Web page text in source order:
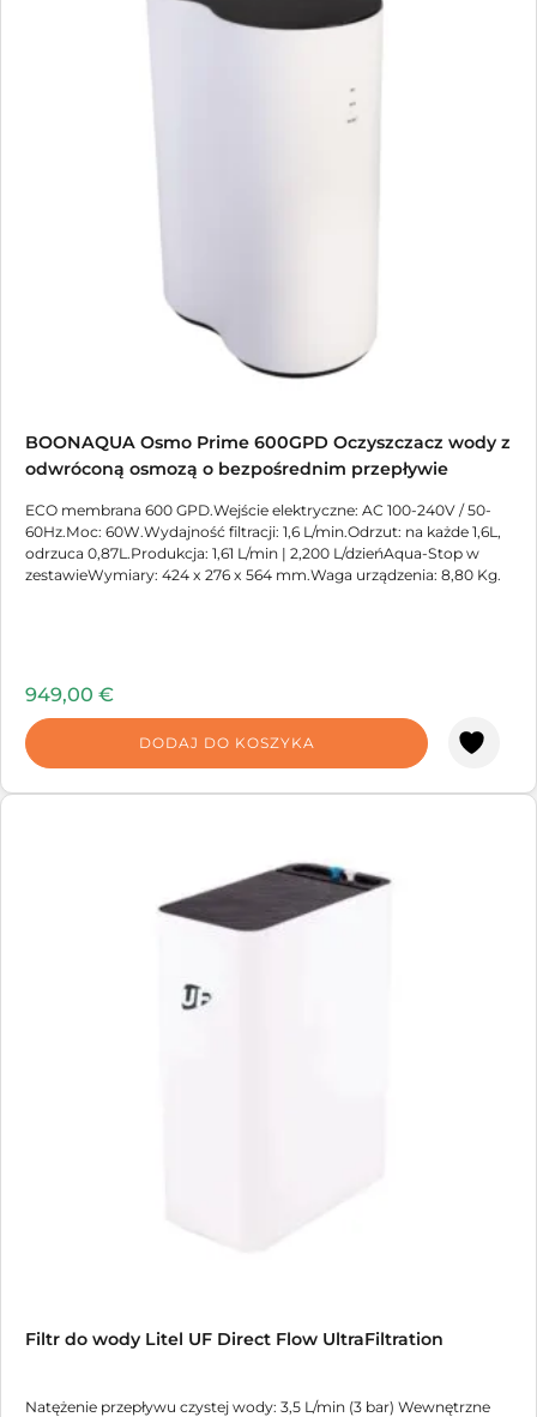
BOONAQUA Osmo Prime 600GPD Oczyszczacz wody z
odwróconą osmozą o bezpośrednim przepływie
ECO membrana 600 GPD.Wejście elektryczne: AC 100-240V / 50-
60Hz.Moc: 60W.Wydajność filtracji: 1,6 L/min.Odrzut: na każde 1,6L,
odrzuca 0,87L.Produkcja: 1,61 L/min | 2,200 L/dzieńAqua-Stop w
zestawieWymiary: 424 x 276 x 564 mm.Waga urządzenia: 8,80 Kg.
949,00 €
DODAJ DO KOSZYKA
Filtr do wody Litel UF Direct Flow UltraFiltration
Natężenie przepływu czystej wody: 3,5 L/min (3 bar) Wewnętrzne